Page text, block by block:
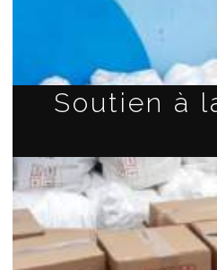
Soutien à